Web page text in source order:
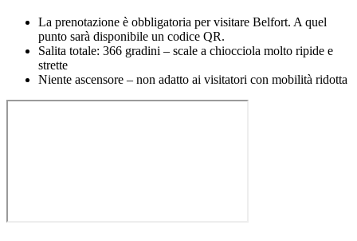
La prenotazione è obbligatoria per visitare Belfort. A quel
punto sarà disponibile un codice QR.
Salita totale: 366 gradini – scale a chiocciola molto ripide e
strette
Niente ascensore – non adatto ai visitatori con mobilità ridotta